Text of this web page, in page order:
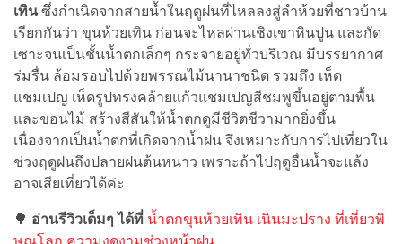
เทินซึ่งกำเนิดจากสายน้ำในฤดูฝนที่ไหลลงสู่ลำห้วยที่ชาวบ้าน
เรียกกันว่า ขุนห้วยเทิน ก่อนจะไหลผ่านเชิงเขาหินปูน และกัด
เซาะจนเป็นชั้นน้ำตกเล็กๆ กระจายอยู่ทั่วบริเวณ มีบรรยากาศ
ร่มรื่น ล้อมรอบไปด้วยพรรณไม้นานาชนิด รวมถึง เห็ด
แชมเปญ เห็ดรูปทรงคล้ายแก้วแชมเปญสีชมพูขึ้นอยู่ตามพื้น
และขอนไม้ สร้างสีสันให้น้ำตกดูมีชีวิตชีวามากยิ่งขึ้น
เนื่องจากเป็นน้ำตกที่เกิดจากน้ำฝน จึงเหมาะกับการไปเที่ยวใน
ช่วงฤดูฝนถึงปลายฝนต้นหนาว เพราะถ้าไปฤดูอื่นน้ำจะแล้ง
อาจเสียเที่ยวได้ค่ะ
🌳 อ่านรีวิวเต็มๆ ได้ที่ น้ำตกขุนห้วยเทิน เนินมะปราง ที่เที่ยวพิ